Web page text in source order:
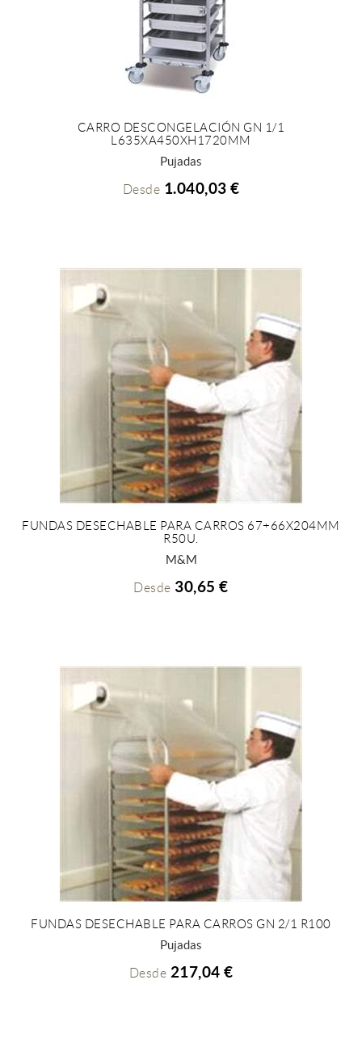
+ INFO
CARRO DESCONGELACIÓN GN 1/1
L635XA450XH1720MM
Pujadas
Desde 1.040,03 €
+ INFO
FUNDAS DESECHABLE PARA CARROS 67+66X204MM
R50U.
M&M
Desde 30,65 €
+ INFO
FUNDAS DESECHABLE PARA CARROS GN 2/1 R100
Pujadas
Desde 217,04 €